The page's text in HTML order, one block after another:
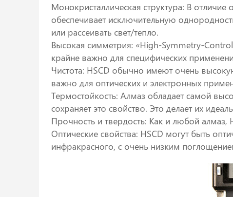
Монокристаллическая структура: В отличие
обеспечивает исключительную
или рассеивать свет/тепло.
Высокая симметрия: «High-Symmetry-
крайне важно для специфических
Чистота: HSCD обычно имеют очень
важно для оптических и электронных
Термостойкость: Алмаз обладает самой
сохраняет это свойство. Это делает их
Прочность и твердость: Как и любой
Оптические свойства: HSCD могут быть
инфракрасного, с очень низким